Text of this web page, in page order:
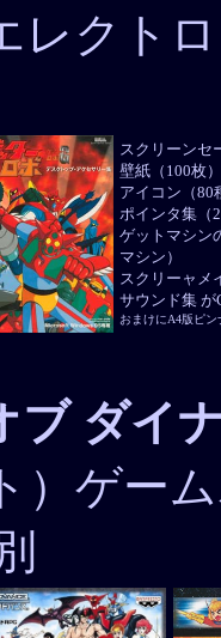
レクト
スクリーンセ
壁紙（100枚）
アイコン（80
ポインタ集（
ゲットマシン
マシン）
スクリーャメ
サウンド集 が
おまけにA4版ピ
ブ ダイ
）ゲー